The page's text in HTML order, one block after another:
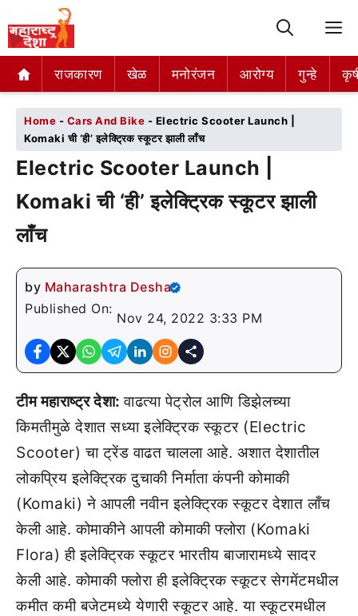
राजकारण खेळ मनोरंजन आरोग्य गुन्हे
राजकारण खेळ मनोरंजन आरोग्य गुन्हे
Home - Cars And Bike - Electric Scooter Launch |
Komaki ची ‘ही’ इलेक्ट्रिक स्कूटर झाली लाँच
Electric Scooter Launch |
Komaki ची ‘ही’ इलेक्ट्रिक स्कूटर झाली
लाँच
by Maharashtra Desha
Published On:
Nov 24, 2022 3:33 PM
टीम महाराष्ट्र देशा:वाढत्या पेट्रोल आणि डिझेलच्या
किमतीमुळे देशात सध्या इलेक्ट्रिक स्कूटर (Electric
Scooter) चा ट्रेंड वाढत चालला आहे. अशात देशातील
लोकप्रिय इलेक्ट्रिक दुचाकी निर्माता कंपनी कोमाकी
(Komaki) ने आपली नवीन इलेक्ट्रिक स्कूटर देशात लाँच
केली आहे. कोमाकीने आपली कोमाकी फ्लोरा (Komaki
Flora) ही इलेक्ट्रिक स्कूटर भारतीय बाजारामध्ये सादर
केली आहे. कोमाकी फ्लोरा ही इलेक्ट्रिक स्कूटर सेगमेंटमधील
कमीत कमी बजेटमध्ये येणारी स्कूटर आहे. या स्कूटरमधील